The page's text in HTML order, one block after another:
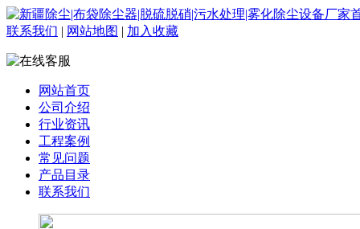
联系我们 | 网站地图 | 加入收藏
网站首页
公司介绍
行业资讯
工程案例
常见问题
产品目录
联系我们